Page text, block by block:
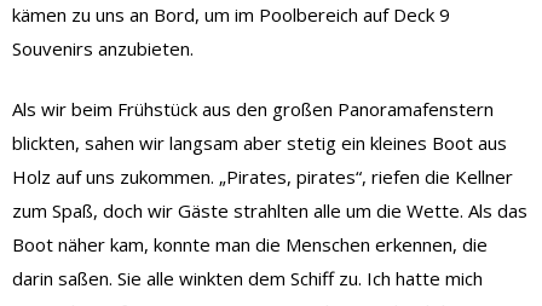
kämen zu uns an Bord, um im Poolbereich auf Deck 9
Souvenirs anzubieten.
Als wir beim Frühstück aus den großen Panoramafenstern
blickten, sahen wir langsam aber stetig ein kleines Boot aus
Holz auf uns zukommen. „Pirates, pirates“, riefen die Kellner
zum Spaß, doch wir Gäste strahlten alle um die Wette. Als das
Boot näher kam, konnte man die Menschen erkennen, die
darin saßen. Sie alle winkten dem Schiff zu. Ich hatte mich